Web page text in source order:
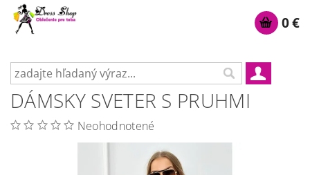
0 €
DÁMSKY SVETER S PRUHMI
Neohodnotené